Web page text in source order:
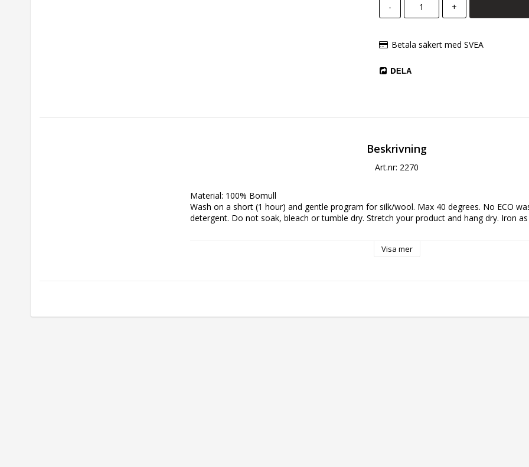
- +
Betala säkert med SVEA
DELA
Beskrivning
Art.nr: 2270
Material: 100% Bomull
Wash on a short (1 hour) and gentle program for silk/wool. Max 40 degrees. No ECO
detergent. Do not soak, bleach or tumble dry. Stretch your product and hang dry. Iron
Visa mer